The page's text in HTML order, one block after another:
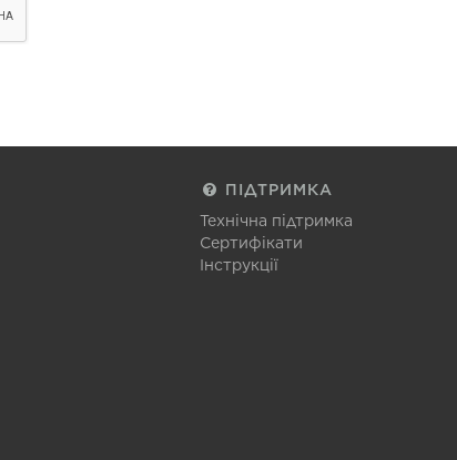
ПІДТРИМКА
Технічна підтримка
Сертифікати
Інструкції